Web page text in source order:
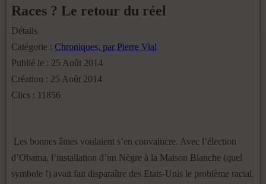
Races ? Le retour du réel
Détails
Catégorie : Chroniques, par Pierre Vial
Publié le : 25 Août 2014
Création : 25 Août 2014
Clics : 11856
Les bonnes âmes voulaient s’en convaincre. Avec l’élection
d’Obama, l’installation d’un Nègre à la Maison Blanche (quel
symbole !) avait fait disparaître des Etats-Unis le problème racial.